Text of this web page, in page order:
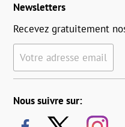
Newsletters
Recevez gratuitement
Votre adresse email
Nous suivre sur: